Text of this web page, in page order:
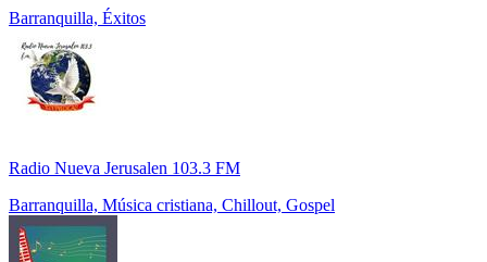
Barranquilla, Éxitos
Radio Nueva Jerusalen 103.3 FM
Barranquilla, Música cristiana, Chillout, Gospel